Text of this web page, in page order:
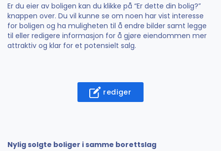
Er du eier av boligen kan du klikke på “Er dette din bolig?”
knappen over. Du vil kunne se om noen har vist interesse
for boligen og ha muligheten til å endre bilder samt legge
til eller redigere informasjon for å gjøre eiendommen mer
attraktiv og klar for et potensielt salg.
rediger
Nylig solgte boliger i samme borettslag